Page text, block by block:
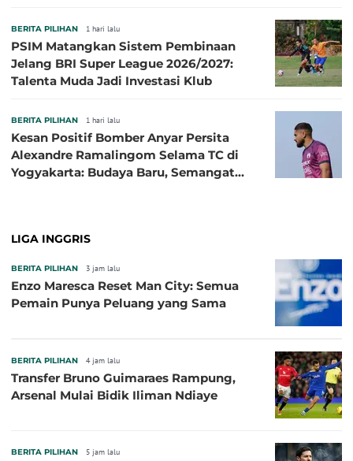
BERITA PILIHAN 1 hari lalu
PSIM Matangkan Sistem Pembinaan
Jelang BRI Super League 2026/2027:
Talenta Muda Jadi Investasi Klub
BERITA PILIHAN 1 hari lalu
Kesan Positif Bomber Anyar Persita
Alexandre Ramalingom Selama TC di
Yogyakarta: Budaya Baru, Semangat
LIGA INGGRIS
BERITA PILIHAN 3 jam lalu
Enzo Maresca Reset Man City: Semua
Pemain Punya Peluang yang Sama
BERITA PILIHAN 4 jam lalu
Transfer Bruno Guimaraes Rampung,
Arsenal Mulai Bidik Iliman Ndiaye
BERITA PILIHAN 5 jam lalu